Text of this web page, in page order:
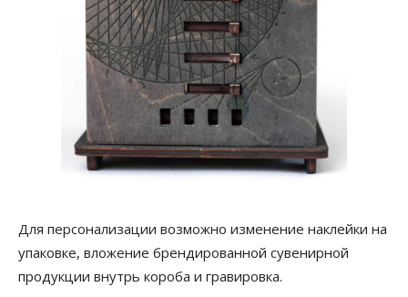
Для персонализации возможно изменение наклейки на
упаковке, вложение брендированной сувенирной
продукции внутрь короба и гравировка.